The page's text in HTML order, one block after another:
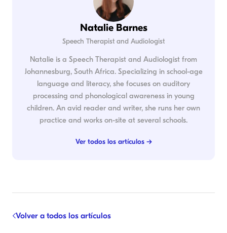
Natalie Barnes
Speech Therapist and Audiologist
Natalie is a Speech Therapist and Audiologist from
Johannesburg, South Africa. Specializing in school-age
language and literacy, she focuses on auditory
processing and phonological awareness in young
children. An avid reader and writer, she runs her own
practice and works on-site at several schools.
Ver todos los artículos →
Volver a todos los artículos